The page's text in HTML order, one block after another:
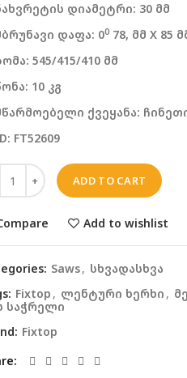
დიამეტრი: 30 მმ
დაფა: 00 78, მმ X 85
545/415/410 მმ
10 კგ
ქვეყანა:
FT52609
ADD TO CART
Add to wishlist
Saws, სხვადასხვა
Fixtop , ლენტური ხერხი ,
საჭრელი
Fixtop